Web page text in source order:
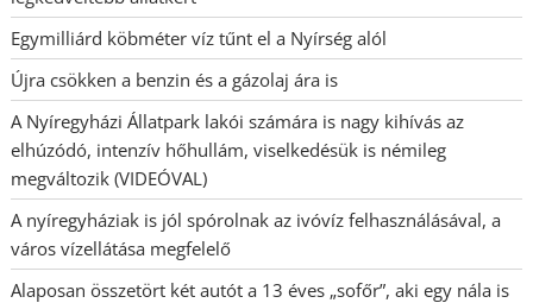
Egymilliárd köbméter víz tűnt el a Nyírség alól
Újra csökken a benzin és a gázolaj ára is
A Nyíregyházi Állatpark lakói számára is nagy kihívás az
elhúzódó, intenzív hőhullám, viselkedésük is némileg
megváltozik (VIDEÓVAL)
A nyíregyháziak is jól spórolnak az ivóvíz felhasználásával, a
város vízellátása megfelelő
Alaposan összetört két autót a 13 éves „sofőr”, aki egy nála is